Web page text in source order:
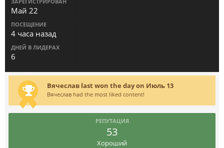
Май 22
ПОСЕЩЕНИЕ
4 часа назад
ДНЕЙ В ЛИДЕРАХ
6
Вячеслав last won the day on Июль 13
Вячеслав had the most liked content!
РЕПУТАЦИЯ
53
Хороший